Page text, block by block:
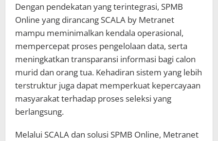
Dengan pendekatan yang terintegrasi, SPMB
Online yang dirancang SCALA by Metranet
mampu meminimalkan kendala operasional,
mempercepat proses pengelolaan data, serta
meningkatkan transparansi informasi bagi calon
murid dan orang tua. Kehadiran sistem yang lebih
terstruktur juga dapat memperkuat kepercayaan
masyarakat terhadap proses seleksi yang
berlangsung.
Melalui SCALA dan solusi SPMB Online, Metranet